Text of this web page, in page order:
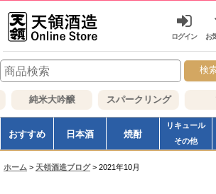
ログイン お
検
純米大吟醸 スパークリング
おすすめ 日本酒 焼酎
リキュール
その他
ホーム > 天領酒造ブログ > 2021年10月